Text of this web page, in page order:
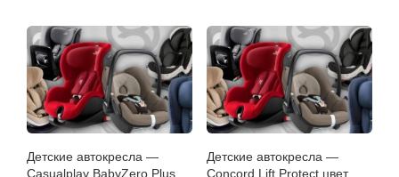
Детские автокресла —
Casualplay BabyZero Plus
Детские автокресла —
Concord Lift Protect цвет